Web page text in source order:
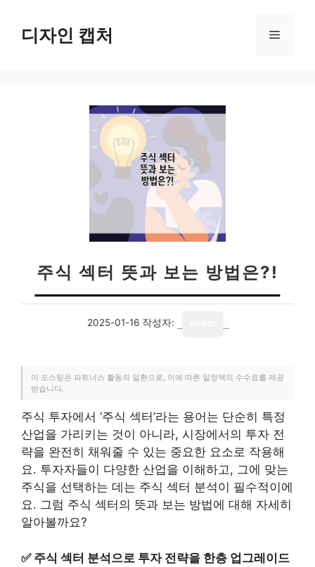
디자인 캡처 메
주식 섹터 뜻과 보는 방법은?!
2025-01-16 작성자:
이 포스팅은 파트너스 활동의 일환으로, 이에 따른 일정액의 수수료를 제공
받습니다.
주식 투자에서 ‘주식 섹터’라는 용어는 단순히 특정
산업을 가리키는 것이 아니라, 시장에서의 투자 전
략을 완전히 채워줄 수 있는 중요한 요소로 작용해
요. 투자자들이 다양한 산업을 이해하고, 그에 맞는
주식을 선택하는 데는 주식 섹터 분석이 필수적이에
요. 그럼 주식 섹터의 뜻과 보는 방법에 대해 자세히
알아볼까요?
✅ 주식 섹터 분석으로 투자 전략을 한층 업그레이드